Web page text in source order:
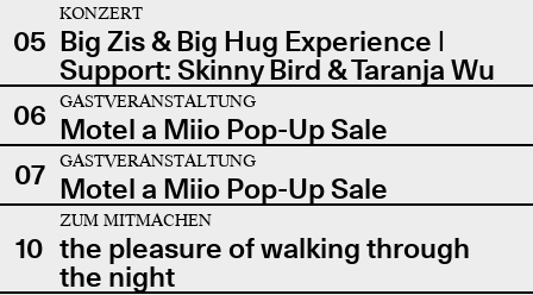
05
KONZERT
Big Zis & Big Hug Experience |
Support: Skinny Bird & Taranja Wu
06
GASTVERANSTALTUNG
Motel a Miio Pop-Up Sale
07
GASTVERANSTALTUNG
Motel a Miio Pop-Up Sale
10
ZUM MITMACHEN
the pleasure of walking through
the night